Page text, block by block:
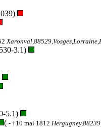
3.1)
5.1)
( - †10 mai 1812